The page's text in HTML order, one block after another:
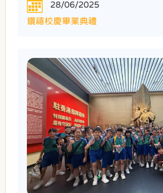
28/06/2025
鑽禧校慶畢業典禮